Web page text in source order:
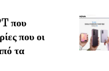
που
που οι
τα